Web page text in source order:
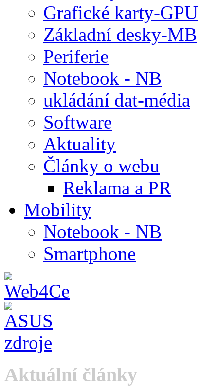
Grafické karty-GPU
Základní desky-MB
Periferie
Notebook - NB
ukládání dat-média
Software
Aktuality
Články o webu
Reklama a PR
Mobility
Notebook - NB
Smartphone
Aktuální články